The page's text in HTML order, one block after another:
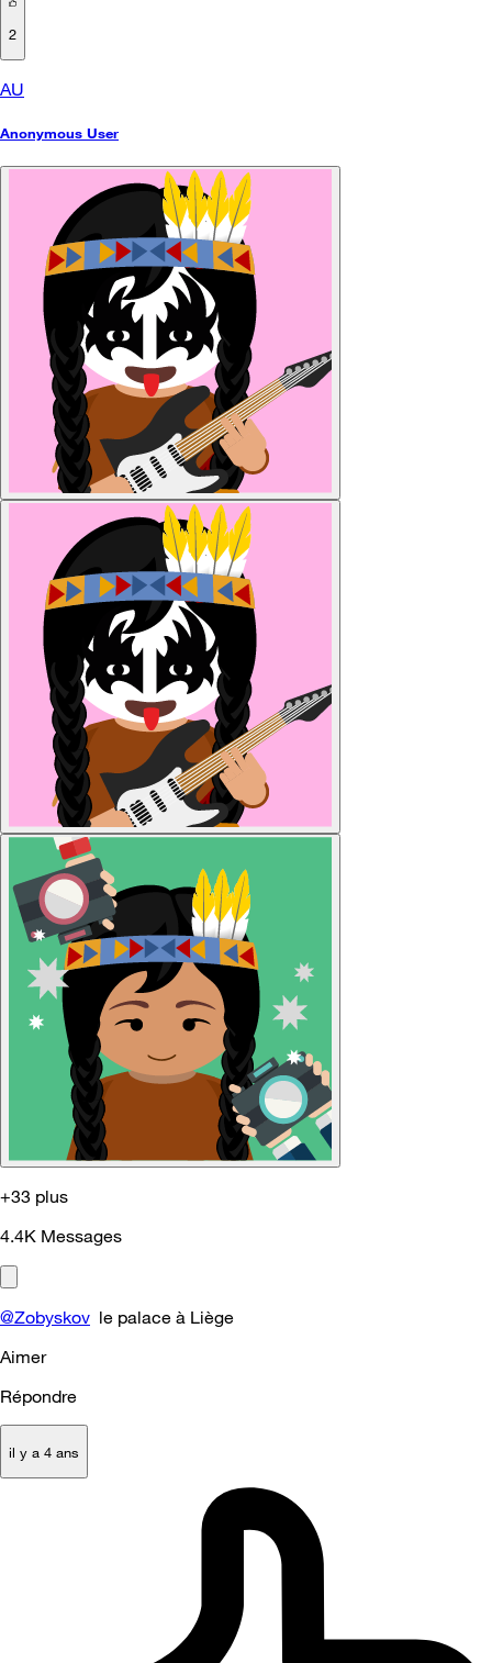
2
AU
Anonymous User
+33 plus
4.4K Messages
@Zobyskov le palace à Liège
Aimer
Répondre
il y a 4 ans